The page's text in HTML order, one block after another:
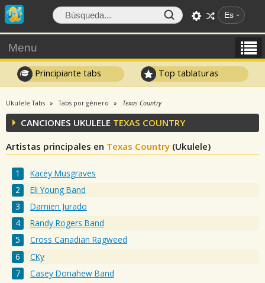
Es
Menu
Principiante tabs Top tablaturas
Ukulele Tabs Tabs por género Texas Country
CANCIONES UKULELE TEXAS COUNTRY
Artistas principales en Texas Country (Ukulele)
Kacey Musgraves
Eli Young Band
Damien Jurado
Randy Rogers Band
Cross Canadian Ragweed
CKy
Casey Donahew Band